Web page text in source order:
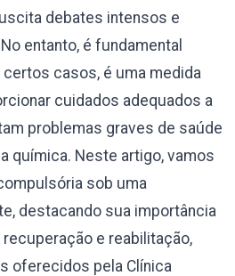
debates intensos e
entanto, é fundamental
casos, é uma medida
cuidados adequados a
problemas graves de saúde
química. Neste artigo, vamos
sob uma
destacando sua importância
e reabilitação,
oferecidos pela Clínica